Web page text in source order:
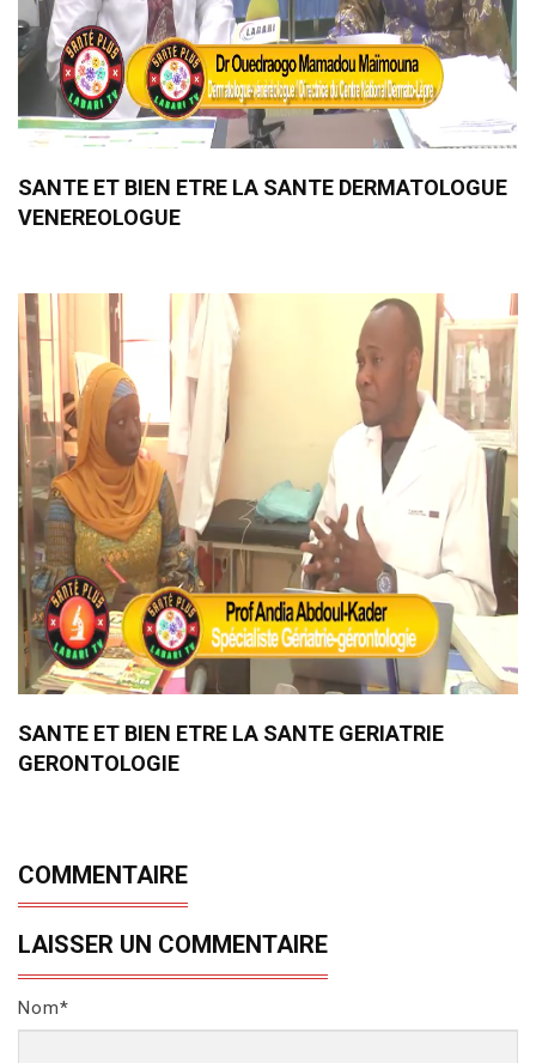
SANTE ET BIEN ETRE LA SANTE DERMATOLOGUE
VENEREOLOGUE
SANTE ET BIEN ETRE LA SANTE GERIATRIE
GERONTOLOGIE
COMMENTAIRE
LAISSER UN COMMENTAIRE
Nom*